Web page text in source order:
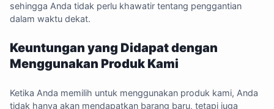
sehingga Anda tidak perlu khawatir tentang penggantian
dalam waktu dekat.
Keuntungan yang Didapat dengan
Menggunakan Produk Kami
Ketika Anda memilih untuk menggunakan produk kami, Anda
tidak hanya akan mendapatkan barang baru, tetapi juga